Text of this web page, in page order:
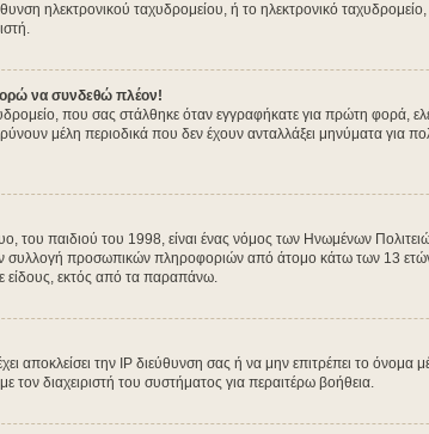
ηλεκτρονικού ταχυδρομείου, ή το ηλεκτρονικό
να συνδεθώ πλέον!
που σας στάλθηκε όταν εγγραφήκατε για πρώτη φορά,
μέλη περιοδικά που δεν έχουν ανταλλάξει μηνύματα για
του παιδιού του 1998, είναι ένας νόμος των Ηνωμένων
συλλογή προσωπικών πληροφοριών από άτομο κάτω των 13
είδους, εκτός από τα παραπάνω.
αποκλείσει την IP διεύθυνση σας ή να μην επιτρέπει το
τον διαχειριστή του συστήματος για περαιτέρω βοήθεια.